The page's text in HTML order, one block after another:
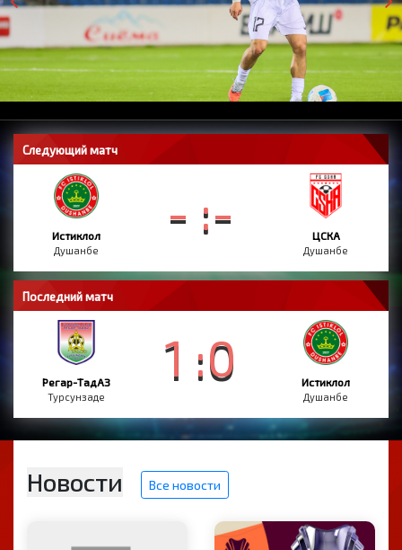
Следующий матч
Истиклол
Душанбе
- :- ЦСКА
Душанбе
Последний матч
Регар-ТадАЗ
Турсунзаде
1 :0 Истиклол
Душанбе
Новости Все новости